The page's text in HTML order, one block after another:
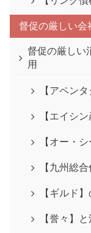
督促の厳しい会
督促の厳しい
用
【アペン
【エイシ
【オー・
【九州総
【ギルド
【誉々】